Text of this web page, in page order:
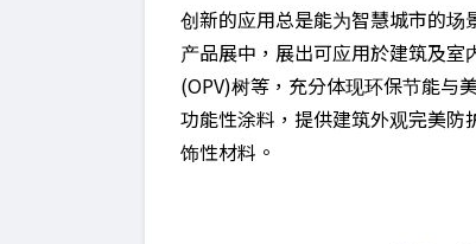
创新的应用总是能为智慧城市的
产品展中，展出可应用於建筑及
(OPV)树等，充分体现环保节能与
功能性涂料，提供建筑外观完美
饰性材料。